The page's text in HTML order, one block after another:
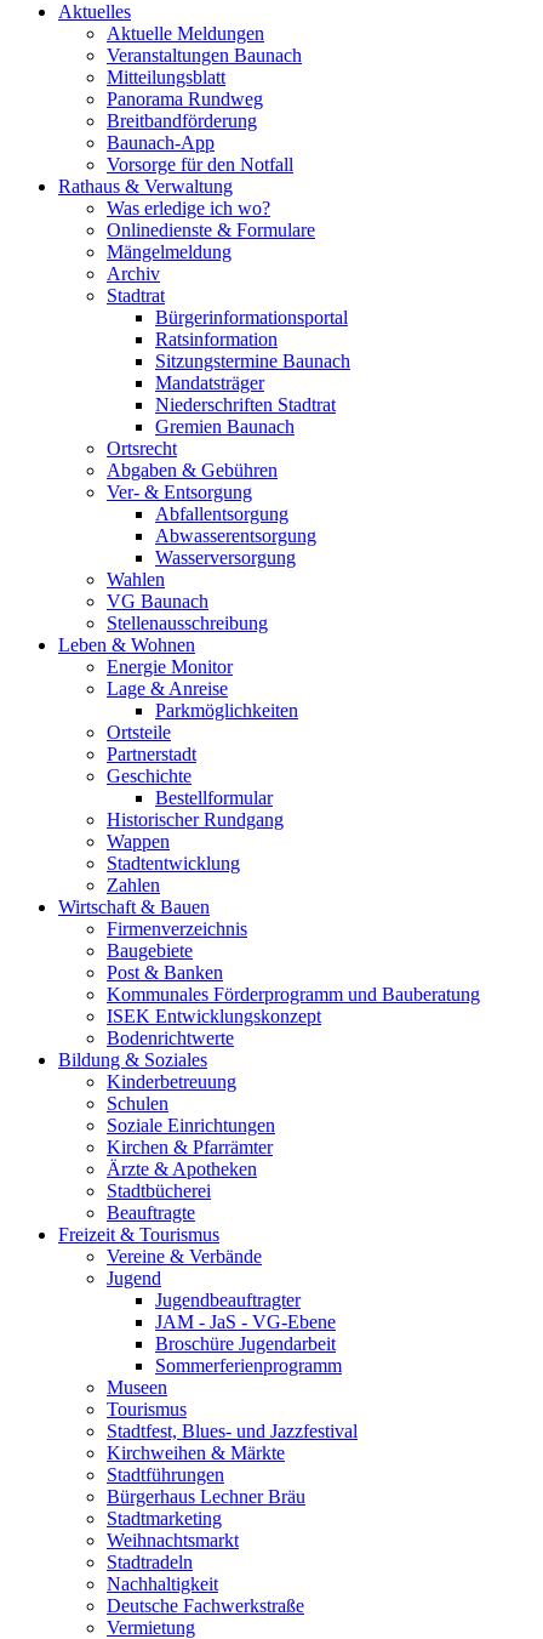
Aktuelles
Aktuelle Meldungen
Veranstaltungen Baunach
Mitteilungsblatt
Panorama Rundweg
Breitbandförderung
Baunach-App
Vorsorge für den Notfall
Rathaus & Verwaltung
Was erledige ich wo?
Onlinedienste & Formulare
Mängelmeldung
Archiv
Stadtrat
Bürgerinformationsportal
Ratsinformation
Sitzungstermine Baunach
Mandatsträger
Niederschriften Stadtrat
Gremien Baunach
Ortsrecht
Abgaben & Gebühren
Ver- & Entsorgung
Abfallentsorgung
Abwasserentsorgung
Wasserversorgung
Wahlen
VG Baunach
Stellenausschreibung
Leben & Wohnen
Energie Monitor
Lage & Anreise
Parkmöglichkeiten
Ortsteile
Partnerstadt
Geschichte
Bestellformular
Historischer Rundgang
Wappen
Stadtentwicklung
Zahlen
Wirtschaft & Bauen
Firmenverzeichnis
Baugebiete
Post & Banken
Kommunales Förderprogramm und Bauberatung
ISEK Entwicklungskonzept
Bodenrichtwerte
Bildung & Soziales
Kinderbetreuung
Schulen
Soziale Einrichtungen
Kirchen & Pfarrämter
Ärzte & Apotheken
Stadtbücherei
Beauftragte
Freizeit & Tourismus
Vereine & Verbände
Jugend
Jugendbeauftragter
JAM - JaS - VG-Ebene
Broschüre Jugendarbeit
Sommerferienprogramm
Museen
Tourismus
Stadtfest, Blues- und Jazzfestival
Kirchweihen & Märkte
Stadtführungen
Bürgerhaus Lechner Bräu
Stadtmarketing
Weihnachtsmarkt
Stadtradeln
Nachhaltigkeit
Deutsche Fachwerkstraße
Vermietung